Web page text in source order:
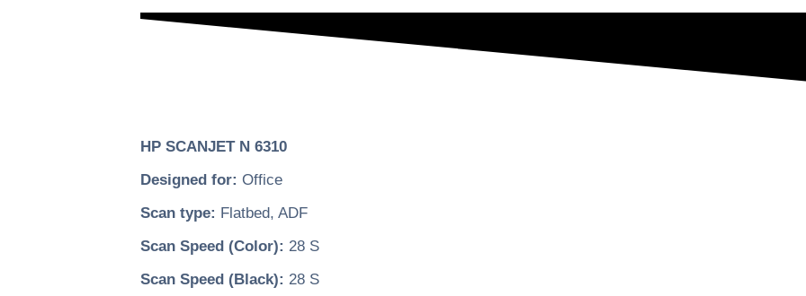
HP SCANJET N 6310
Designed for: Office
Scan type: Flatbed, ADF
Scan Speed (Color): 28 S
Scan Speed (Black): 28 S